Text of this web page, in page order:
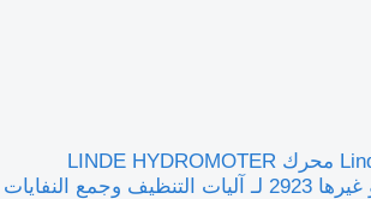
محرك هيدروليكي Linde محرك LINDE HYDROMOTER
للمكنسة أو اللودر أو غيرها 2923 لـ آليات التنظيف وجمع النفايات